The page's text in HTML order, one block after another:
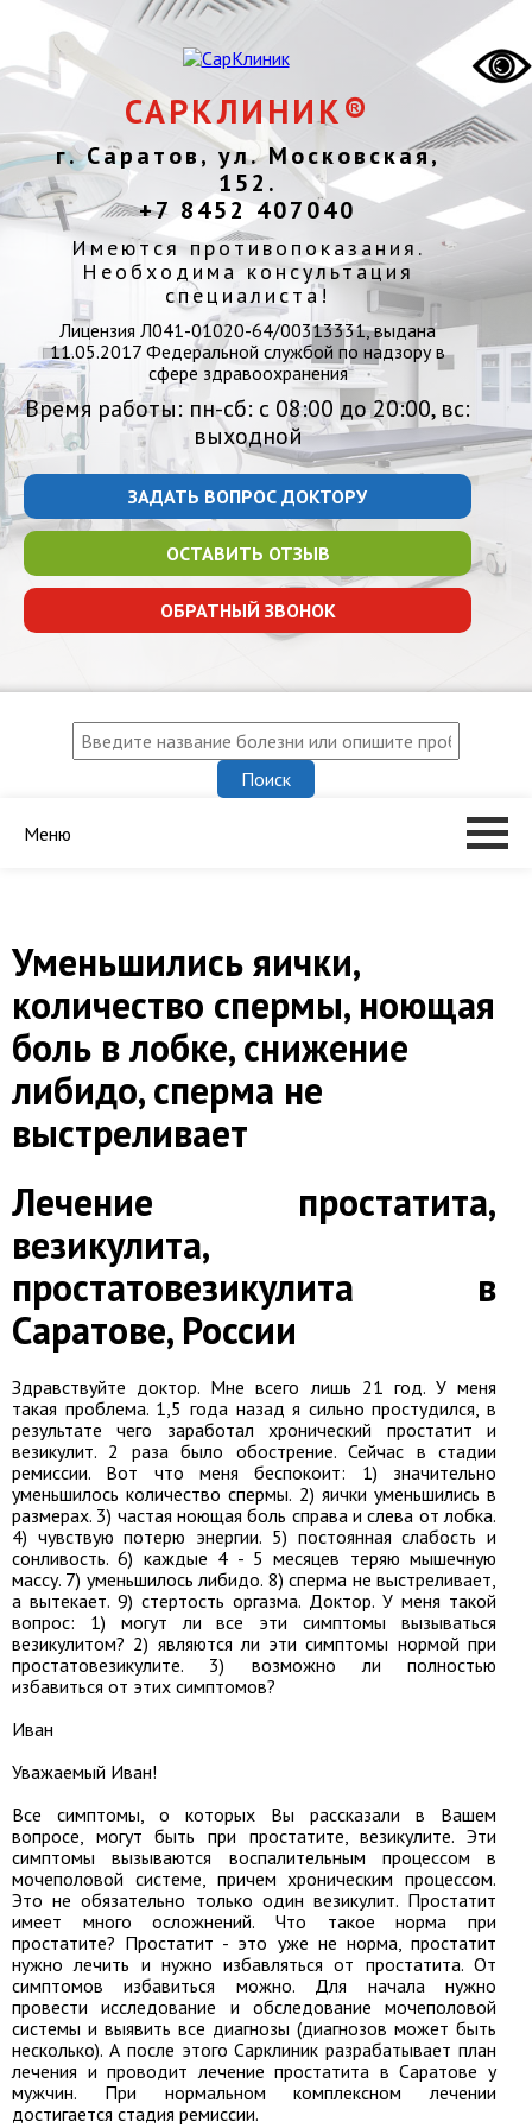
САРКЛИНИК®
г. Саратов, ул. Московская,
152.
+7 8452 407040
Имеются противопоказания.
Необходима консультация
специалиста!
Лицензия Л041-01020-64/00313331, выдана
11.05.2017 Федеральной службой по надзору в
сфере здравоохранения
Время работы: пн-сб: с 08:00 до 20:00, вс:
выходной
ЗАДАТЬ ВОПРОС ДОКТОРУ
ОСТАВИТЬ ОТЗЫВ
ОБРАТНЫЙ ЗВОНОК
Меню
Уменьшились яички,
количество спермы, ноющая
боль в лобке, снижение
либидо, сперма не
выстреливает
Лечение простатита,
везикулита,
простатовезикулита в
Саратове, России
Здравствуйте доктор. Мне всего лишь 21 год. У меня
такая проблема. 1,5 года назад я сильно простудился, в
результате чего заработал хронический простатит и
везикулит. 2 раза было обострение. Сейчас в стадии
ремиссии. Вот что меня беспокоит: 1) значительно
уменьшилось количество спермы. 2) яички уменьшились в
размерах. 3) частая ноющая боль справа и слева от лобка.
4) чувствую потерю энергии. 5) постоянная слабость и
сонливость. 6) каждые 4 - 5 месяцев теряю мышечную
массу. 7) уменьшилось либидо. 8) сперма не выстреливает,
а вытекает. 9) стертость оргазма. Доктор. У меня такой
вопрос: 1) могут ли все эти симптомы вызываться
везикулитом? 2) являются ли эти симптомы нормой при
простатовезикулите. 3) возможно ли полностью
избавиться от этих симптомов?
Иван
Уважаемый Иван!
Все симптомы, о которых Вы рассказали в Вашем
вопросе, могут быть при простатите, везикулите. Эти
симптомы вызываются воспалительным процессом в
мочеполовой системе, причем хроническим процессом.
Это не обязательно только один везикулит. Простатит
имеет много осложнений. Что такое норма при
простатите? Простатит - это уже не норма, простатит
нужно лечить и нужно избавляться от простатита. От
симптомов избавиться можно. Для начала нужно
провести исследование и обследование мочеполовой
системы и выявить все диагнозы (диагнозов может быть
несколько). А после этого Сарклиник разрабатывает план
лечения и проводит лечение простатита в Саратове у
мужчин. При нормальном комплексном лечении
достигается стадия ремиссии.